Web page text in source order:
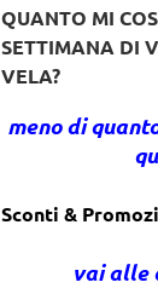
QUANTO MI
SETTIMANA DI
VELA?
meno di
Sconti &
vai